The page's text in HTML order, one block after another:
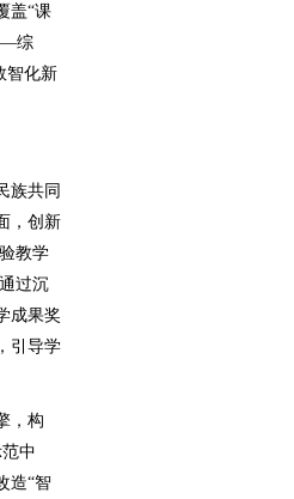
盖“课
—综
智化新
族共同
，创新
教学
过沉
成果奖
引导学
，构
中
造“智